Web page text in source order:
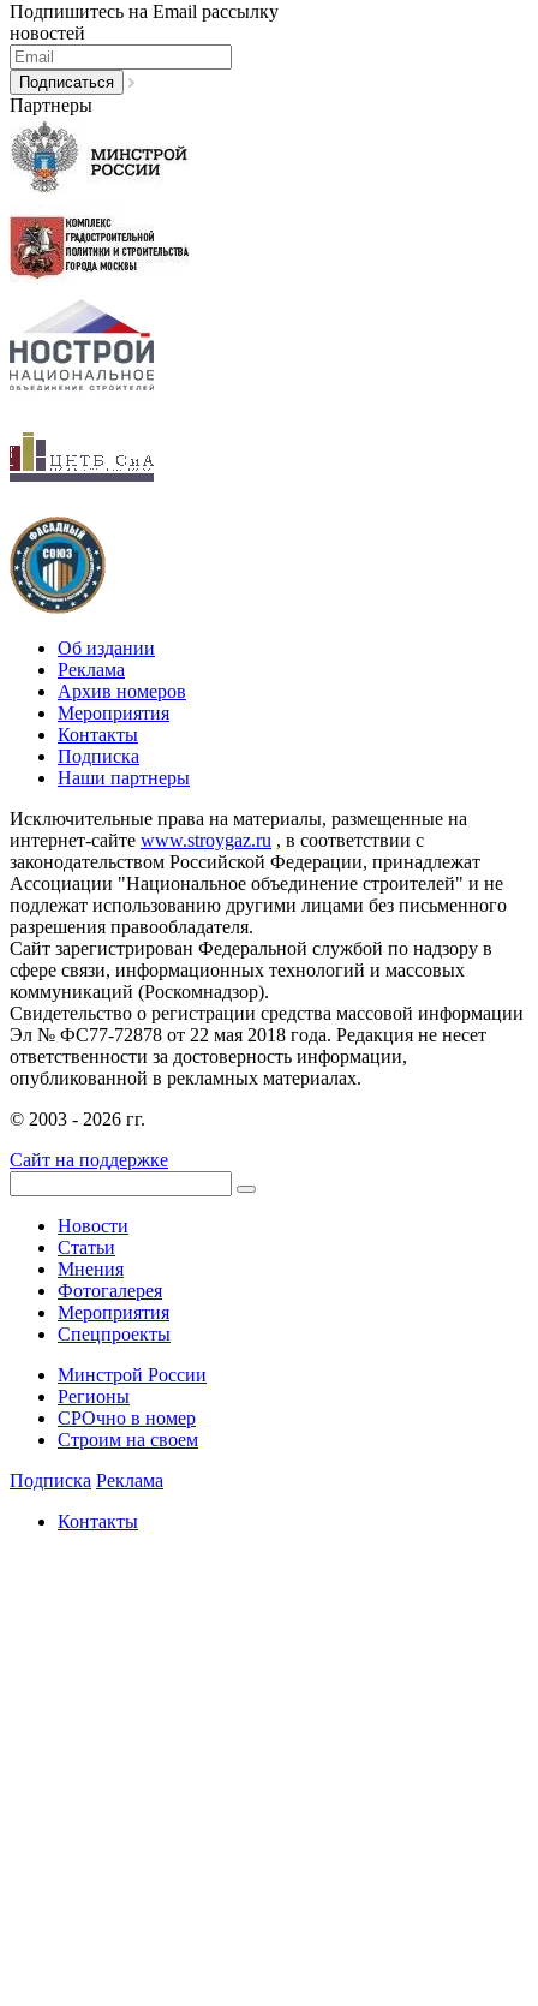
Подпишитесь на Email рассылку
новостей
Партнеры
Об издании
Реклама
Архив номеров
Мероприятия
Контакты
Подписка
Наши партнеры
Исключительные права на материалы, размещенные на
интернет-сайте www.stroygaz.ru , в соответствии с
законодательством Российской Федерации, принадлежат
Ассоциации "Национальное объединение строителей" и не
подлежат использованию другими лицами без письменного
разрешения правообладателя.
Сайт зарегистрирован Федеральной службой по надзору в
сфере связи, информационных технологий и массовых
коммуникаций (Роскомнадзор).
Свидетельство о регистрации средства массовой информации
Эл № ФС77-72878 от 22 мая 2018 года. Редакция не несет
ответственности за достоверность информации,
опубликованной в рекламных материалах.
© 2003 - 2026 гг.
Сайт на поддержке
Новости
Статьи
Мнения
Фотогалерея
Мероприятия
Спецпроекты
Минстрой России
Регионы
СРОчно в номер
Строим на своем
Подписка Реклама
Контакты